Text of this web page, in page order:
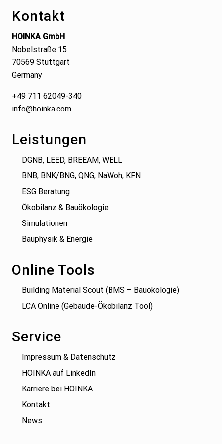
Kontakt
HOINKA GmbH
Nobelstraße 15
70569 Stuttgart
Germany
+49 711 62049-340
info@hoinka.com
Leistungen
DGNB, LEED, BREEAM, WELL
BNB, BNK/BNG, QNG, NaWoh, KFN
ESG Beratung
Ökobilanz & Bauökologie
Simulationen
Bauphysik & Energie
Online Tools
Building Material Scout (BMS – Bauökologie)
LCA Online (Gebäude-Ökobilanz Tool)
Service
Impressum & Datenschutz
HOINKA auf LinkedIn
Karriere bei HOINKA
Kontakt
News